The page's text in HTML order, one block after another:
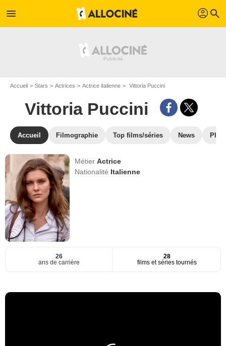
menu profil search
Accueil Stars Actrices Actrice italienne Vittoria Puccini
Vittoria Puccini
Accueil Filmographie Top films/séries News
MétierActrice
Nationalité Italienne
26
ans de carrière
28
films et séries tournés